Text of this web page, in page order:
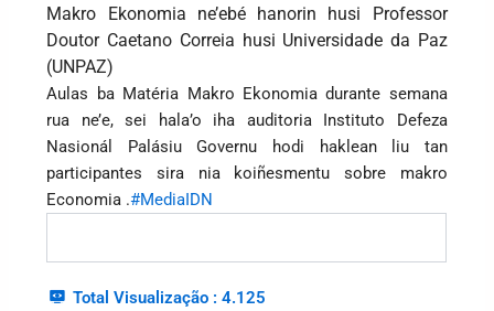
Makro Ekonomia ne’ebé hanorin husi Professor
Doutor Caetano Correia husi Universidade da Paz
(UNPAZ)
Aulas ba Matéria Makro Ekonomia durante semana
rua ne’e, sei hala’o iha auditoria Instituto Defeza
Nasionál Palásiu Governu hodi haklean liu tan
participantes sira nia koiñesmentu sobre makro
Economia .#MediaIDN
Total Visualização : 4.125